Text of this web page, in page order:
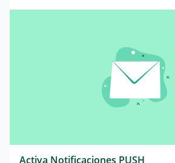
Activa Notificaciones PUSH